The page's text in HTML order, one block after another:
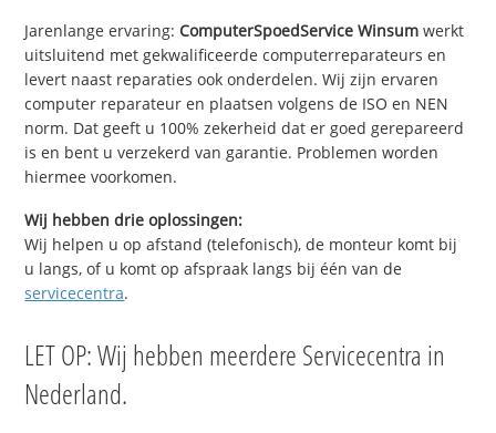
Jarenlange ervaring:ComputerSpoedService Winsum werkt
uitsluitend met gekwalificeerde computerreparateurs en
levert naast reparaties ook onderdelen. Wij zijn ervaren
computer reparateur en plaatsen volgens de ISO en NEN
norm. Dat geeft u 100% zekerheid dat er goed gerepareerd
is en bent u verzekerd van garantie. Problemen worden
hiermee voorkomen.
Wij hebben drie oplossingen:
Wij helpen u op afstand (telefonisch), de monteur komt bij
u langs, of u komt op afspraak langs bij één van de
servicecentra.
LET OP: Wij hebben meerdere Servicecentra in
Nederland.